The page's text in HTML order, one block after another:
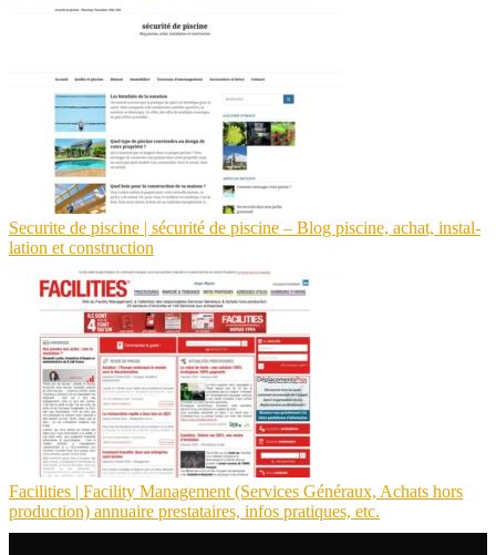
Securite de piscine | sécurité de piscine – Blog piscine, achat, instal­
la­tion et construction
Facilities | Facility Management (Services Généraux, Achats hors
production) annuaire prestatai­res, infos pratiques, etc.